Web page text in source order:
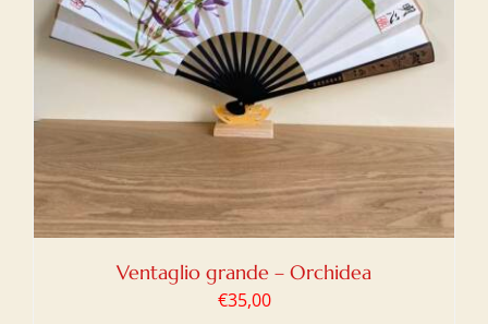
Ventaglio grande – Orchidea
€35,00